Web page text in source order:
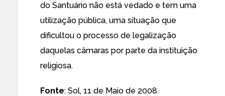
do Santuário não está vedado e tem uma
utilização pública, uma situação que
dificultou o processo de legalização
daquelas câmaras por parte da instituição
religiosa.
Fonte: Sol, 11 de Maio de 2008.